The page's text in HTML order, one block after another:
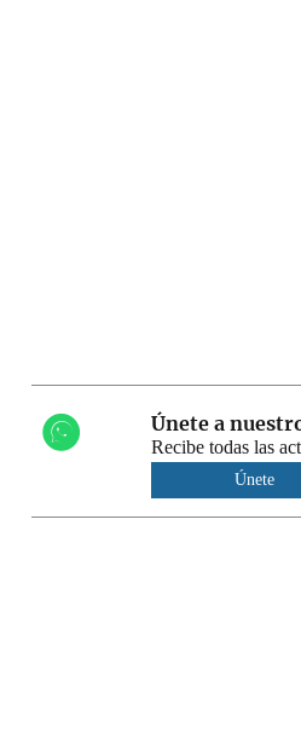
Únete a
Recibe todas las
Únete